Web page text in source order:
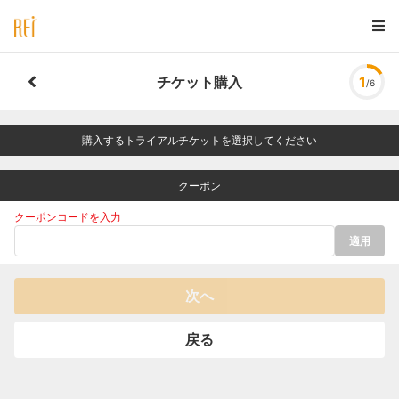
チケット購入 1 /6
購入するトライアルチケットを選択してください
クーポン
クーポンコードを入力
適用
次へ
戻る